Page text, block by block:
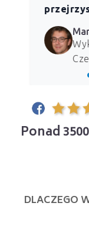
Ponad
DLACZEGO